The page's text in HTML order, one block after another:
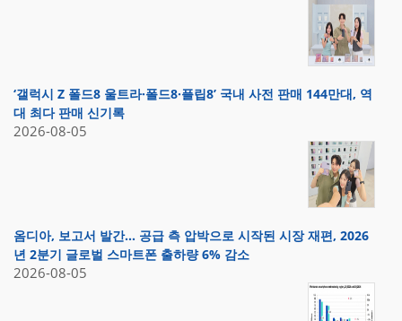
‘갤럭시 Z 폴드8 울트라·폴드8·플립8’ 국내 사전 판매 144만대, 역
대 최다 판매 신기록
2026-08-05
옴디아, 보고서 발간… 공급 측 압박으로 시작된 시장 재편, 2026
년 2분기 글로벌 스마트폰 출하량 6% 감소
2026-08-05